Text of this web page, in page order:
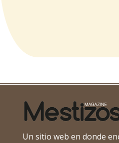
Un sitio web en donde